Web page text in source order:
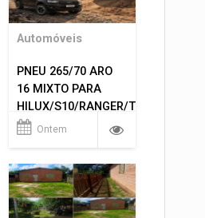
Automóveis
PNEU 265/70 ARO
16 MIXTO PARA
HILUX/S10/RANGER/TRITON
ETC... MONTAGEM
Ontem